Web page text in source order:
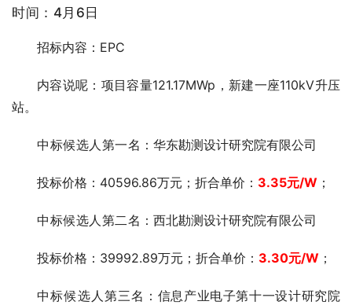
时间：4月6日
招标内容：EPC
内容说呢：项目容量121.17MWp，新建一座110kV升压
站。
中标候选人第一名：华东勘测设计研究院有限公司
投标价格：40596.86万元；折合单价： 3.35元/W ；
中标候选人第二名：西北勘测设计研究院有限公司
投标价格：39992.89万元；折合单价： 3.30元/W ；
中标候选人第三名：信息产业电子第十一设计研究院